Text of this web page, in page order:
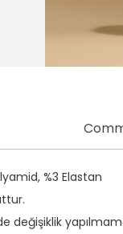
%3 Elastan
değişiklik